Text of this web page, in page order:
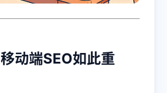
动端SEO如此重